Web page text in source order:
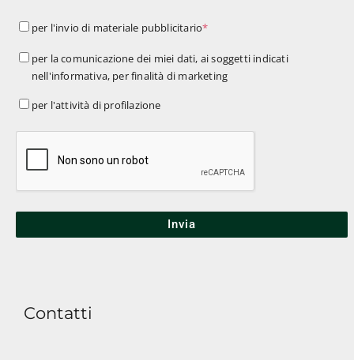
per
pubblicitario*
per l'invio di materiale pubblicitario*
per
comunicazione
di
per la comunicazione dei miei dati, ai soggetti indicati
nell'informativa, per finalità di marketing
per
di
profilazione
per l'attività di profilazione
Contatti